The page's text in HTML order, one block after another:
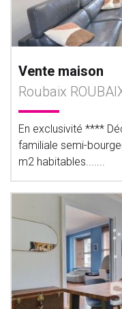
Vente maison
Roubaix
En exclusivité ****
familiale semi-
m2 habitables.......